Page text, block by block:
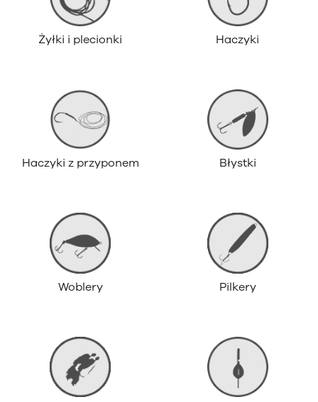
Żyłki i plecionki Haczyki
Haczyki z przyponem Błystki
Woblery Pilkery